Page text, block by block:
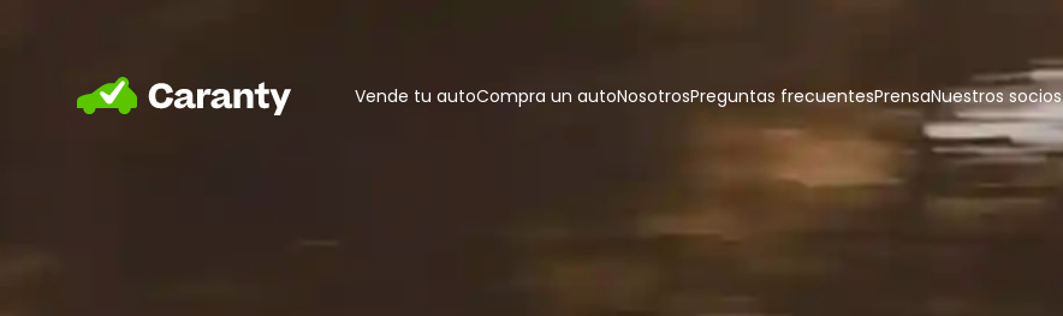
Home Vende tu autoCompra un autoNosotrosPreguntas frecuentesPrensaNuestros socios